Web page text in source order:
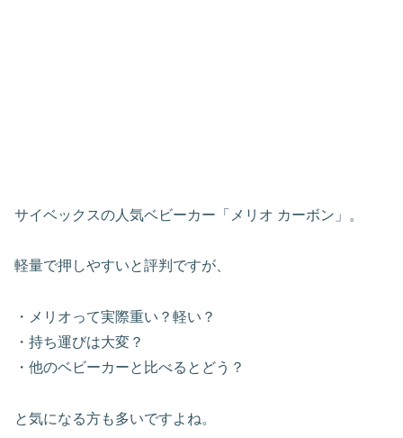
サイベックスの人気ベビーカー「メリオ カーボン」。
軽量で押しやすいと評判ですが、
・メリオって実際重い？軽い？
・持ち運びは大変？
・他のベビーカーと比べるとどう？
と気になる方も多いですよね。